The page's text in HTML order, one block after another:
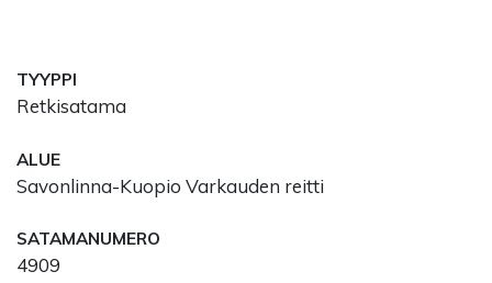
TYYPPI
Retkisatama
ALUE
Savonlinna-Kuopio Varkauden reitti
SATAMANUMERO
4909